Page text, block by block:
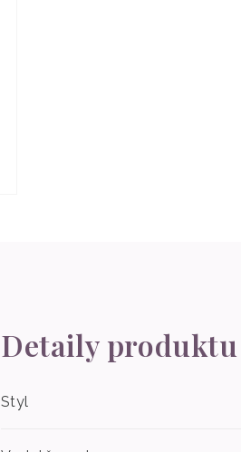
Detaily produktu
Styl